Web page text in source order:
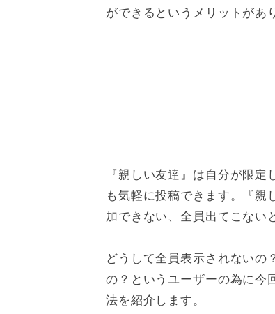
ができるというメリットがあ
『親しい友達』は自分が限
も気軽に投稿できます。『親
加できない、全員出てこない
どうして全員表示されないの
の？というユーザーの為に今
法を紹介します。